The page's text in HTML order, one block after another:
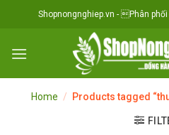
Shopnongnghiep.vn - Phân
Home / Products tagged